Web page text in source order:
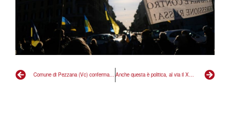
Comune di Pezzana (Vc) conferma cittadinanza onoraria a Benito Mussolini Anche questa è politica, al via il XX Congresso